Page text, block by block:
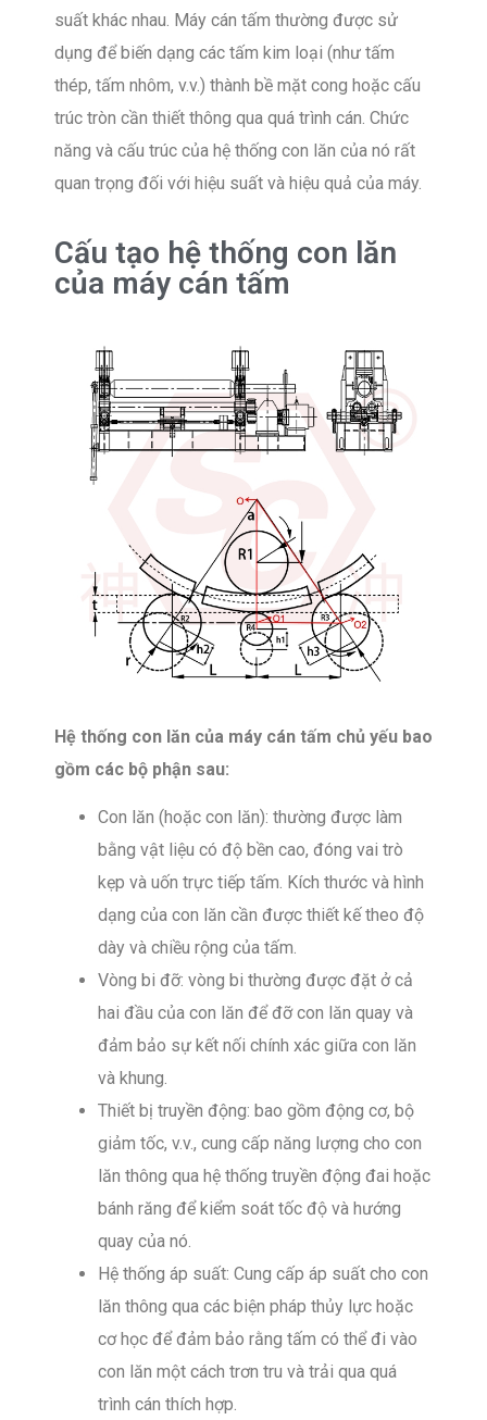
suất khác nhau. Máy cán tấm thường được sử
dụng để biến dạng các tấm kim loại (như tấm
thép, tấm nhôm, v.v.) thành bề mặt cong hoặc cấu
trúc tròn cần thiết thông qua quá trình cán. Chức
năng và cấu trúc của hệ thống con lăn của nó rất
quan trọng đối với hiệu suất và hiệu quả của máy.
Cấu tạo hệ thống con lăn
của máy cán tấm
Hệ thống con lăn của máy cán tấm chủ yếu bao
gồm các bộ phận sau:
Con lăn (hoặc con lăn): thường được làm
bằng vật liệu có độ bền cao, đóng vai trò
kẹp và uốn trực tiếp tấm. Kích thước và hình
dạng của con lăn cần được thiết kế theo độ
dày và chiều rộng của tấm.
Vòng bi đỡ: vòng bi thường được đặt ở cả
hai đầu của con lăn để đỡ con lăn quay và
đảm bảo sự kết nối chính xác giữa con lăn
và khung.
Thiết bị truyền động: bao gồm động cơ, bộ
giảm tốc, v.v., cung cấp năng lượng cho con
lăn thông qua hệ thống truyền động đai hoặc
bánh răng để kiểm soát tốc độ và hướng
quay của nó.
Hệ thống áp suất: Cung cấp áp suất cho con
lăn thông qua các biện pháp thủy lực hoặc
cơ học để đảm bảo rằng tấm có thể đi vào
con lăn một cách trơn tru và trải qua quá
trình cán thích hợp.